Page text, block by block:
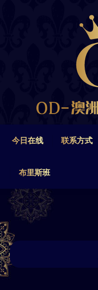
今日在线 联系方式
布里斯班
联系方式